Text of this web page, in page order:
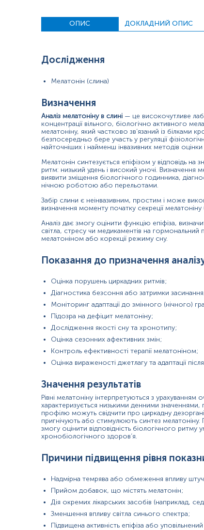
Дослідження якості сну та хронотипу;
Оцінка сезонних афективних змін;
Контроль ефективності терапії мелатоніном;
Значення результатів
Рівні мелатоніну інтерпретуються з урахуванням
піком уночі. Відхилення від цього профілю можуть
хронобіологічного здоров’я.
Причини підвищення рівня показників
Надмірна темрява або обмеження впливу штучного
Прийом добавок, що містять мелатонін;
Зменшення впливу світла синього спектра;
Підвищена активність епіфіза або уповільнений
Певні поведінкові фактори (медитація, релаксація,
Причини зниження рівня показників
Інтенсивний вплив яскравого або синього світла
Порушення циркадних ритмів, пов’язані з нічною
Хронічний стрес або підвищений рівень кортизолу;
Прийом деяких медикаментів (бета-блокатори,
Нейродегенеративні стани, що впливають на
Покази до призначення аналізу в окремих напрямках
Сомнологія: діагностика синдрому затримки
Ендокринологія: оцінка функції епіфіза та
Психіатрія: дослідження розладів настрою з
Медицина праці: контроль адаптації до нічних змін.
Спортивна медицина: оптимізація режимів
Тревел‑медицина: оцінка джетлагу та ефективності
Час відбору проби відносно циклу світло–темрява;
Вплив яскравого або синього світла перед
Вживання кофеїну, алкоголю або нікотину;
Прийом добавок, що містять мелатонін;
Медикаменти, що впливають на синтез або
Рівень стресу та коливання кортизолу;
Нерегулярний режим сну або нічні пробудження;
Порушення правил збору або зберігання зразка.
ОПИС ДОКЛАДНИЙ ОПИС
Дослідження
Мелатонін (слина)
Визначення
Аналіз мелатоніну в слині— це високочутливе
концентрації вільного, біологічно активного
мелатоніну, який частково зв’язаний із білками
безпосередньо бере участь у регуляції
найточніших і найменш інвазивних методів
Мелатонін синтезується епіфізом у відповідь
ритм: низький удень і високий уночі. Визначення
виявити зміщення біологічного годинника,
нічною роботою або перельотами.
Забір слини є неінвазивним, простим і може
визначення моменту початку секреції
Аналіз дає змогу оцінити функцію епіфіза,
світла, стресу чи медикаментів на
мелатоніном або корекції режиму сну.
Показання до призначення
Оцінка порушень циркадних ритмів;
Діагностика безсоння або затримки
Моніторинг адаптації до змінного (нічного)
Підозра на дефіцит мелатоніну;
Дослідження якості сну та хронотипу;
Оцінка сезонних афективних змін;
Контроль ефективності терапії мелатоніном;
Оцінка вираженості джетлагу та адаптації
Значення результатів
Рівні мелатоніну інтерпретуються з
характеризується низькими денними значеннями,
профілю можуть свідчити про циркадну
пригнічують або стимулюють синтез мелатоніну.
змогу оцінити відповідність біологічного
хронобіологічного здоров’я.
Причини підвищення рівня
Надмірна темрява або обмеження впливу
Прийом добавок, що містять мелатонін;
Дія окремих лікарських засобів (наприклад,
Зменшення впливу світла синього спектра;
Підвищена активність епіфіза або